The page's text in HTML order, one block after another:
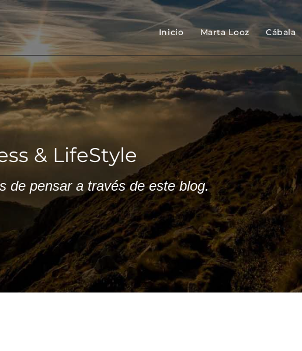
Inicio Marta Looz Cábala
& LifeStyle
de pensar a través de este blog.